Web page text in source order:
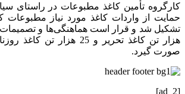
کارگروه تأمین کاغذ مطبوعات در راستای
هزار تن کاغذ تحریر و 25 هزار
صورت گیرد.
[ad_2]